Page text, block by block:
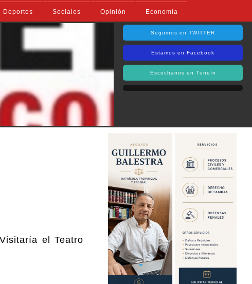
Deportes Sociales Opinión Economía
Seguinos en TWITTER
Estamos en Facebook
Escuchanos en TuneIn
el Teatro